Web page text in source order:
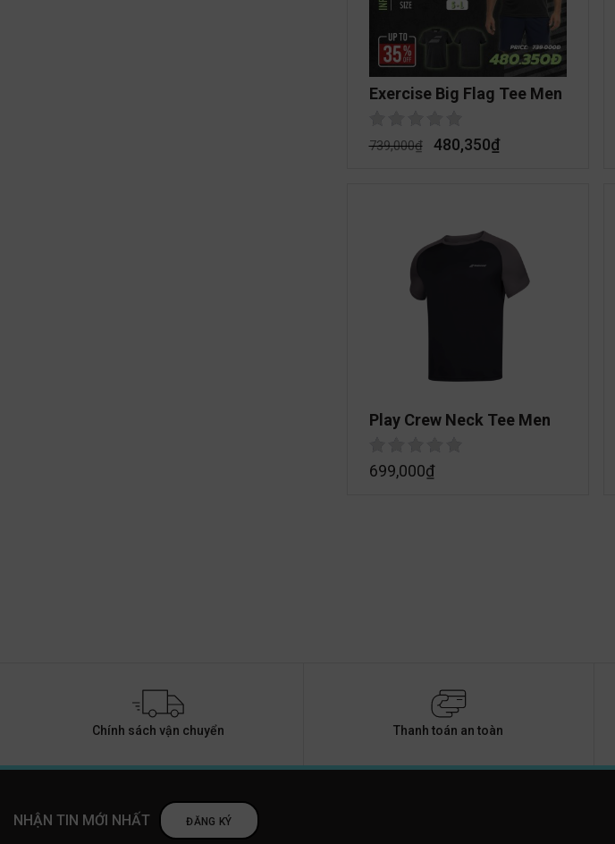
Exercise Big Flag Tee Men
739,000₫ 480,350₫
Play Crew Neck Tee Men
699,000₫
Chính sách vận chuyển Thanh toán an toàn
NHẬN TIN MỚI NHẤT ĐĂNG KÝ